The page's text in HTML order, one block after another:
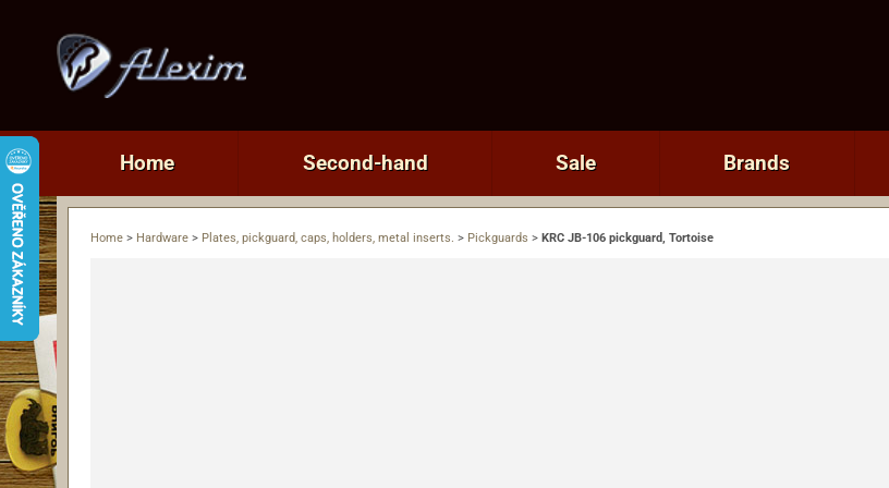
Home Second-hand Sale Brands
Home > Hardware > Plates, pickguard, caps, holders, metal inserts. > Pickguards > KRC JB-106 pickguard, Tortoise